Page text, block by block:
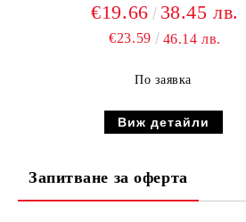
€19.66 38.45 лв.
€23.59 46.14 лв.
По заявка
Виж детайли
Запитване за оферта